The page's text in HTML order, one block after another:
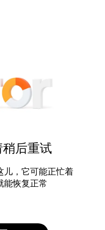
后重试
儿，它可能正忙着
能恢复正常